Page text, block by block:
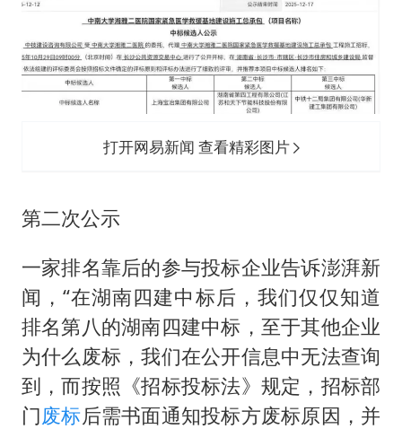
打开网易新闻 查看精彩图片
第二次公示
一家排名靠后的参与投标企业告诉澎湃新
闻，“在湖南四建中标后，我们仅仅知道
排名第八的湖南四建中标，至于其他企业
为什么废标，我们在公开信息中无法查询
到，而按照《招标投标法》规定，招标部
门废标后需书面通知投标方废标原因，并